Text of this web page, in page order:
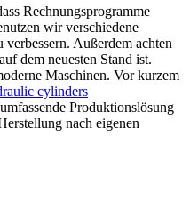
Rechnungsprogramme
wir verschiedene
Außerdem achten
dem neuesten Stand ist.
Maschinen. Vor kurzem
cylinders
Produktionslösung
nach eigenen